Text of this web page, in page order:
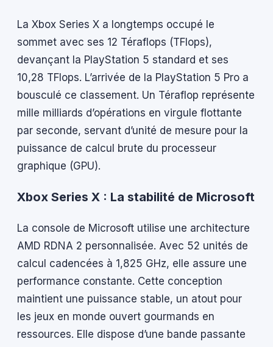
La Xbox Series X a longtemps occupé le
sommet avec ses 12 Téraflops (TFlops),
devançant la PlayStation 5 standard et ses
10,28 TFlops. L’arrivée de la PlayStation 5 Pro a
bousculé ce classement. Un Téraflop représente
mille milliards d’opérations en virgule flottante
par seconde, servant d’unité de mesure pour la
puissance de calcul brute du processeur
graphique (GPU).
Xbox Series X : La stabilité de Microsoft
La console de Microsoft utilise une architecture
AMD RDNA 2 personnalisée. Avec 52 unités de
calcul cadencées à 1,825 GHz, elle assure une
performance constante. Cette conception
maintient une puissance stable, un atout pour
les jeux en monde ouvert gourmands en
ressources. Elle dispose d’une bande passante